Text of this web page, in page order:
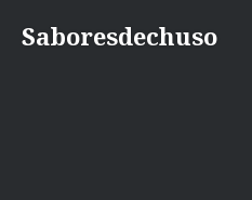
Saboresdechuso